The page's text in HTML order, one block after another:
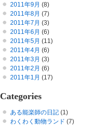
2011年9月 (8)
2011年8月 (7)
2011年7月 (3)
2011年6月 (6)
2011年5月 (11)
2011年4月 (6)
2011年3月 (3)
2011年2月 (6)
2011年1月 (17)
Categories
ある能楽師の日記 (1)
わくわく動物ランド (7)